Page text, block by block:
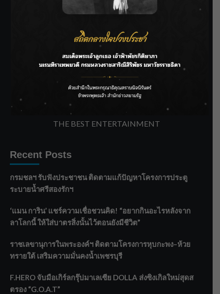
SIAMRATH VARIETY
THE BEST ENTERTAINMENT
Recent Posts
กรมชลฯ รับฟังประชาชน ติดตามแก้ปัญหาโครงการประตู
ระบายน้ำศรีสองรักฯ
‘แมน การิน’ แชร์ความเชื่อชวนคิด! “อยากกินอะไรหลังจาก
ลาโลกนี้ ให้ใส่บาตรสิ่งนั้นไว้ตอนยังมีชีวิต”
ราชเลขานุการในพระองค์ฯ ติดตามโครงการหุบกะพง–ห้วย
ทรายใต้ เสริมความมั่นคงน้ำเพชรบุรี
F.HERO จับมือเกิร์ลกรุ๊ปมาเลเซีย DOLLA ส่งซิงเกิลใหม่สุดส
ตรอง “G.O.A.T”